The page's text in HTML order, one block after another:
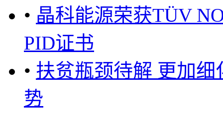
• 晶科能源荣获TÜV
PID证书
• 扶贫瓶颈待解 更加
势